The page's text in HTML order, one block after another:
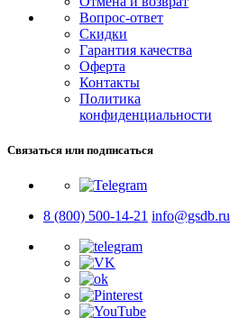
Вопрос-ответ
Скидки
Гарантия качества
Оферта
Контакты
Политика
конфиденциальности
Связаться или подписаться
8 (800) 500-14-21 info@gsdb.ru